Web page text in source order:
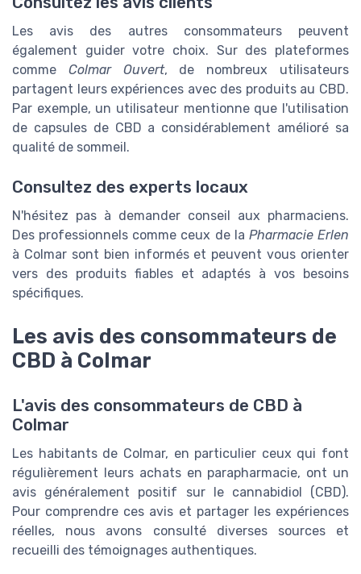
Les avis des autres consommateurs peuvent
également guider votre choix. Sur des plateformes
comme Colmar Ouvert, de nombreux utilisateurs
partagent leurs expériences avec des produits au CBD.
Par exemple, un utilisateur mentionne que l'utilisation
de capsules de CBD a considérablement amélioré sa
qualité de sommeil.
Consultez des experts locaux
N'hésitez pas à demander conseil aux pharmaciens.
Des professionnels comme ceux de la Pharmacie Erlen
à Colmar sont bien informés et peuvent vous orienter
vers des produits fiables et adaptés à vos besoins
spécifiques.
Les avis des consommateurs de
CBD à Colmar
L'avis des consommateurs de CBD à
Colmar
Les habitants de Colmar, en particulier ceux qui font
régulièrement leurs achats en parapharmacie, ont un
avis généralement positif sur le cannabidiol (CBD).
Pour comprendre ces avis et partager les expériences
réelles, nous avons consulté diverses sources et
recueilli des témoignages authentiques.